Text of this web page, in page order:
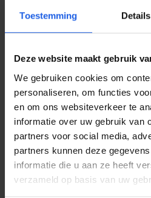
Toestemming Details
Deze website maakt gebruik
We gebruiken cookies om
personaliseren, om functies
en om ons websiteverkeer te
informatie over uw gebruik van
partners voor social media,
partners kunnen deze
informatie die u aan ze heeft
verzameld op basis van uw